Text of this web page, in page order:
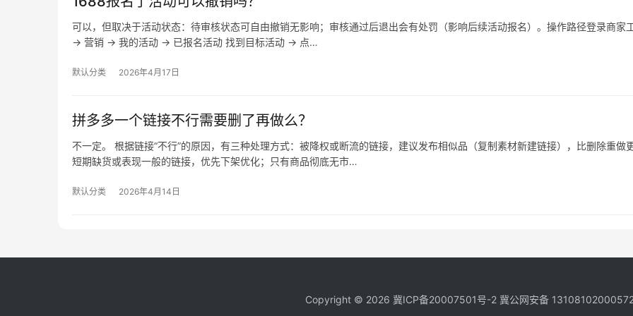
可以，但取决于活动状态：待审核状态可自由撤销无影响；审核通过后退出会有处罚（影响后续活动报名）。操作路径登录商家
→ 营销 → 我的活动 → 已报名活动 找到目标活动 → 点…
默认分类 2026年4月17日
拼多多一个链接不行需要删了再做么？
不一定。 根据链接“不行”的原因，有三种处理方式：被降权或断流的链接，建议发布相似品（复制素材新建链接），比删除重做更
短期缺货或表现一般的链接，优先下架优化；只有商品彻底无市…
默认分类 2026年4月14日
Copyright © 2026 冀ICP备20007501号-2 冀公网安备